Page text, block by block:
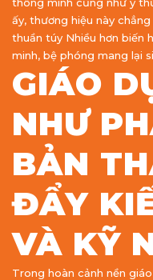
ấy, thương hiệu này
thuần túy Nhiều hơn biến
minh, bệ phóng mang lại
GIÁO
NHƯ
BẢN
ĐẨY
VÀ KỸ
Trong hoàn cảnh nền